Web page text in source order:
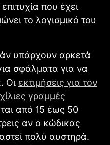
που έχει
το λογισμικό του
υπάρχουν αρκετά
σφάλματα για να
Οι εκτιμήσεις για τον
γραμμές
από 15 έως 50
αν ο κώδικας
πολύ αυστηρά.